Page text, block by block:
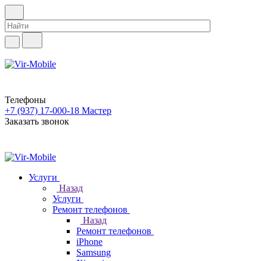
Телефоны
+7 (937) 17-000-18 Мастер
Заказать звонок
Услуги
Назад
Услуги
Ремонт телефонов
Назад
Ремонт телефонов
iPhone
Samsung